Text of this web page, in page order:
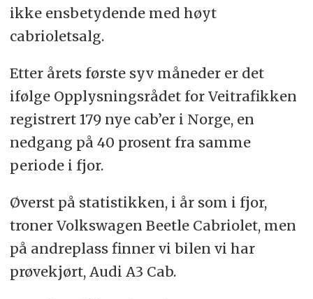
ikke ensbetydende med høyt
cabrioletsalg.
Etter årets første syv måneder er det
ifølge Opplysningsrådet for Veitrafikken
registrert 179 nye cab’er i Norge, en
nedgang på 40 prosent fra samme
periode i fjor.
Øverst på statistikken, i år som i fjor,
troner Volkswagen Beetle Cabriolet, men
på andreplass finner vi bilen vi har
prøvekjørt, Audi A3 Cab.